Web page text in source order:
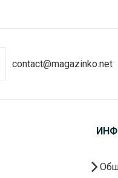
contact@magazinko.net